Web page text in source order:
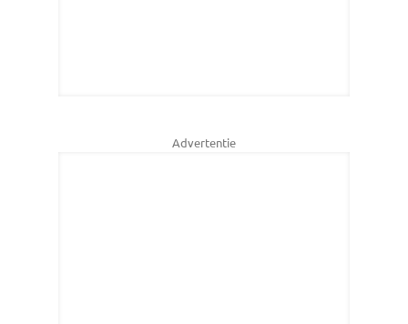
Advertentie